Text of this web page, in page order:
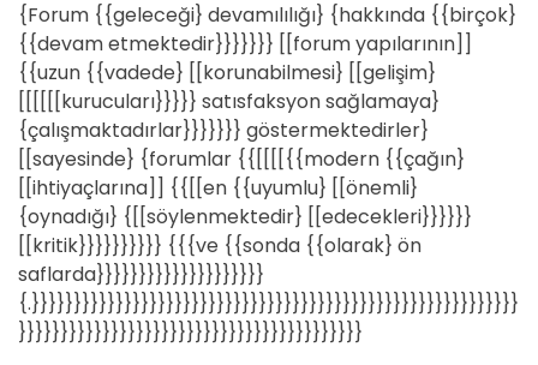
{Forum {{geleceği} devamılılığı} {hakkında {{birçok}
{{devam etmektedir}}}}}}} [[forum yapılarının]]
{{uzun {{vadede} [[korunabilmesi} [[gelişim}
[[[[[[kurucuları}}}}} satısfaksyon sağlamaya}
{çalışmaktadırlar}}}}}}} göstermektedirler}
[[sayesinde} {forumlar {{[[[[{{modern {{çağın}
[[ihtiyaçlarına]] {{[[en {{uyumlu} [[önemli}
{oynadığı} {[[söylenmektedir} [[edecekleri}}}}}}
[[kritik}}}}}}}}}} {{{ve {{sonda {{olarak} ön
saflarda}}}}}}}}}}}}}}}}}}}}
{.}}}}}}}}}}}}}}}}}}}}}}}}}}}}}}}}}}}}}}}}}}}}}}}}}}}}}}}}}}
}}}}}}}}}}}}}}}}}}}}}}}}}}}}}}}}}}}}}}}}}